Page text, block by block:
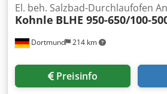
Dortmund 214 km
El. beh. Salzbad-Durchlaufofen
Kohnle BLHE 950-650/100-
Preisinfo